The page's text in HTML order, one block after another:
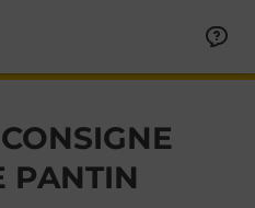
CONSIGNE
PANTIN